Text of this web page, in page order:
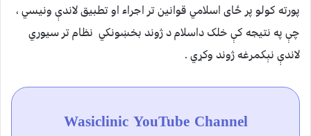
پورته کولو پر ځاى اسلامي قوانين تر اجراء او تطبيق لاندې ونيسي ،
چې په نتيجه کې خلک داسلام د ژوند بخښونکي نظام تر سيوري
لاندې نېکمرغه ژوند وکړي .
Wasiclinic YouTube Channel